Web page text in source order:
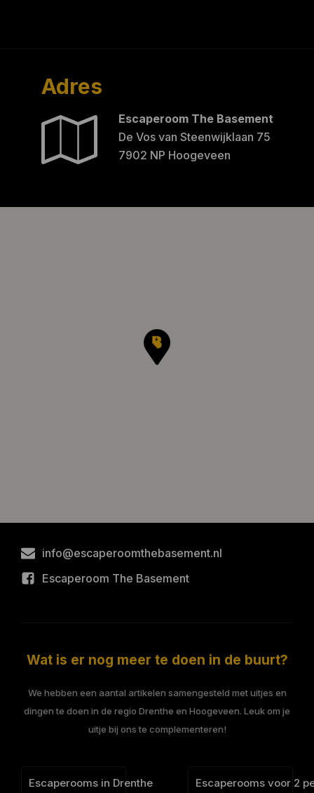
Adres
Escaperoom The Basement
De Vos van Steenwijklaan 75
7902 NP Hoogeveen
info@escaperoomthebasement.nl
Escaperoom The Basement
Wat is er nog meer te doen in de buurt?
We hebben een aantal artikelen samengesteld met uitjes en
dingen te doen in de regio Drenthe en Hoogeveen. Leuk om je
uitje bij ons te complementeren!
Escaperooms in Drenthe Escaperooms voor 2